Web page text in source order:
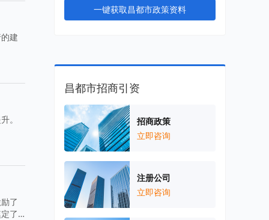
建
。
了
了
一键获取昌都市政策资料
昌都市招商引资
招商政策
立即咨询
注册公司
立即咨询